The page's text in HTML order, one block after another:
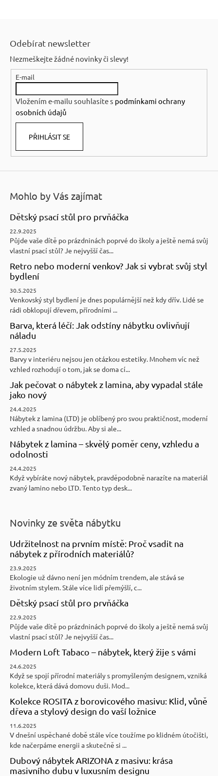
Odebírat newsletter
Nezmeškejte žádné novinky či slevy!
E-mail
Vložením e-mailu souhlasíte s podmínkami ochrany
osobních údajů
PŘIHLÁSIT SE
Mohlo by Vás zajímat
Dětský psací stůl pro prvňáčka
22.9.2025
Půjde vaše dítě po prázdninách poprvé do školy a ještě nemá svůj
vlastní psací stůl? Je nejvyšší čas...
Retro nebo moderní venkov? Jak si vybrat svůj styl
bydlení
30.5.2025
Venkovský styl bydlení je dnes populárnější než kdy dřív. Lidé se
rádi obklopují dřevem, přírodními ...
Barva, která léčí: Jak odstíny nábytku ovlivňují
náladu
27.5.2025
Barvy v interiéru nejsou jen otázkou estetiky. Mnohem víc než
vzhled rozhodují o tom, jak se doma cí...
Jak pečovat o nábytek z lamina, aby vypadal stále
jako nový
24.4.2025
Nábytek z lamina (LTD) je oblíbený pro svou praktičnost, moderní
vzhled a snadnou údržbu. Aby si ale...
Nábytek z lamina – skvělý poměr ceny, vzhledu a
odolnosti
24.4.2025
Když vybíráte nový nábytek, pravděpodobně narazíte na materiál
zvaný lamino nebo LTD. Tento typ desk...
Novinky ze světa nábytku
Udržitelnost na prvním místě: Proč vsadit na
nábytek z přírodních materiálů?
23.9.2025
Ekologie už dávno není jen módním trendem, ale stává se
životním stylem. Stále více lidí přemýšlí, c...
Dětský psací stůl pro prvňáčka
22.9.2025
Půjde vaše dítě po prázdninách poprvé do školy a ještě nemá svůj
vlastní psací stůl? Je nejvyšší čas...
Modern Loft Tabaco – nábytek, který žije s vámi
24.6.2025
Když se spojí přírodní materiály s promyšleným designem, vzniká
kolekce, která dává domovu duši. Mod...
Kolekce ROSITA z borovicového masivu: Klid, vůně
dřeva a stylový design do vaší ložnice
11.6.2025
V dnešní uspěchané době stále více toužíme po klidném útočišti,
kde načerpáme energii a skutečně si ...
Dubový nábytek ARIZONA z masivu: krása
masivního dubu v luxusním designu